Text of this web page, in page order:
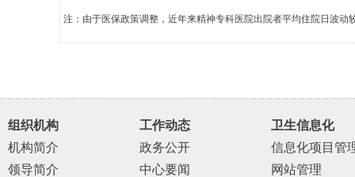
注：由于医保政策调整，近年来精神专科医院出院者平均住院日波
组织机构
机构简介
领导简介
工作动态
政务公开
中心要闻
卫生信息化
信息化项目管
网站管理